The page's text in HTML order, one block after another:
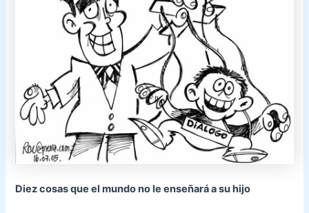
Diez cosas que el mundo no le enseñará a su hijo